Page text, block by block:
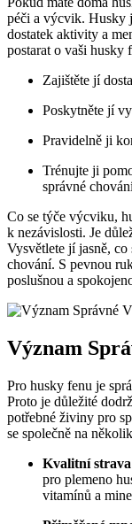
péči a výcvik. Husky
dostatek aktivity a
postarat o vaši husky
Zajištěte jí
Poskytněte jí
Pravidelně ji
Trénujte ji
správné
Co se týče výcviku,
k nezávislosti. Je
Vysvětlete jí jasně, co
chování. S pevnou
poslušnou a
Význam
Pro husky fenu je
Proto je důležité
potřebné živiny pro
se společně na
Kvalitní
pro plemeno
vitamínů a